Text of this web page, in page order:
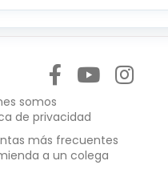
somos
de privacidad
más frecuentes
a un colega